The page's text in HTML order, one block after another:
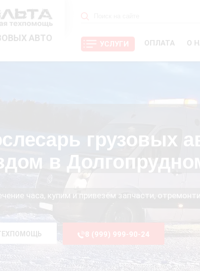
АВТО
УСЛУГИ ОПЛАТА О
грузовых
в Долгопрудном
часа, купим и привезём запчасти,
8 (999) 999-90-24